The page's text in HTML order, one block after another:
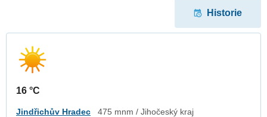
Historie
16 °C
Jindřichův Hradec 475 mnm / Jihočeský kraj